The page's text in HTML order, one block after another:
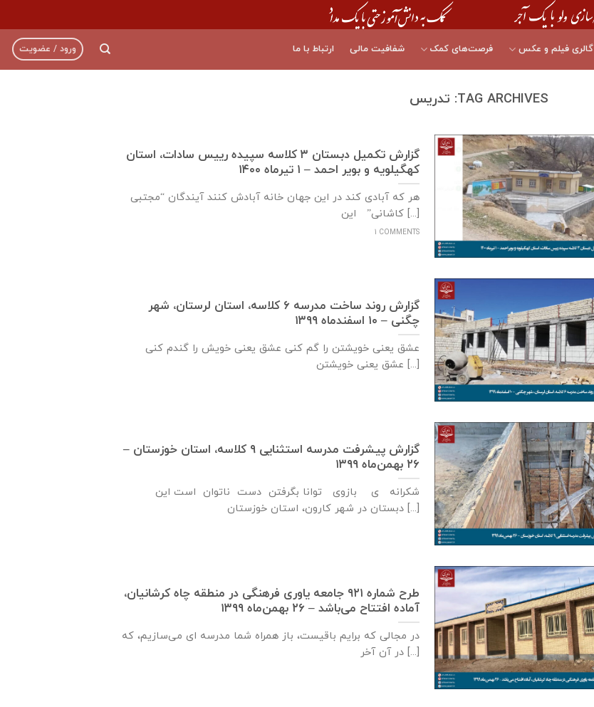
گالری فیلم و عکس فرصت‌های کمک شفافیت مالی ارتباط با ما ورود / عضویت
TAG ARCHIVES: تدریس
گزارش تکمیل دبستان ۳ کلاسه سپيده رييس سادات، استان
كهگيلويه و بوير احمد – ۱ تیرماه ۱۴۰۰
هر که آبادی کند در این جهان خانه آبادش کنند آیندگان “مجتبی
کاشانی” این [...]
1 COMMENTS
گزارش روند ساخت مدرسه ٦ كلاسه، استان لرستان، شهر
چگنی – ۱۰ اسفندماه ۱۳۹۹
عشق يعنی خويشتن را گم كنی عشق يعنی خويش را گندم كنی
عشق يعنی خويشتن [...]
گزارش پيشرفت مدرسه استثنايی ٩ كلاسه، استان خوزستان –
۲۶ بهمن‌ماه ۱۳۹۹
شکرانه ی بازوی توانا بگرفتن دست ناتوان است این
دبستان در شهر كارون، استان خوزستان [...]
طرح شماره ۹۲۱ جامعه ياوری فرهنگی در منطقه چاه کرشانیان،
آماده افتتاح می‌باشد – ۲۶ بهمن‌ماه ۱۳۹۹
در مجالی که برایم باقیست، باز همراه شما مدرسه ای می‌سازیم، که
در آن آخر [...]